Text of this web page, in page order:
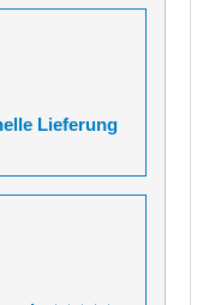
Lieferung